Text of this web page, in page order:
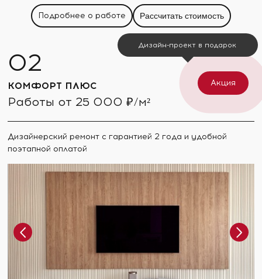
Подробнее о работе Рассчитать стоимость
КОМФОРТ ПЛЮС
Работы от 25 000 ₽/м²
Дизайнерский ремонт с гарантией 2 года и удобной
поэтапной оплатой
Акция
Дизайн-проект в подарок